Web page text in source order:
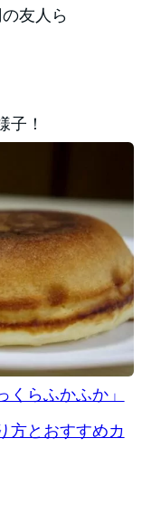
友人ら
子！
らふかふか」
方とおすすめカ